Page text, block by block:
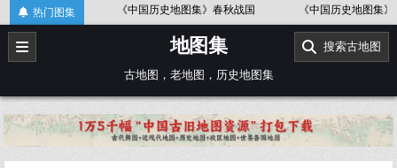
Skip
to
content
热门图集
金、南宋 《中国历史地图集》春秋战国 《中国历史地图集》辽、
地图集
古地图，老地图，历史地图集
搜索古地图